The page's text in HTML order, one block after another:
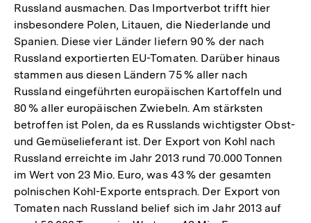
Russland ausmachen. Das Importverbot trifft hier
insbesondere Polen, Litauen, die Niederlande und
Spanien. Diese vier Länder liefern 90 % der nach
Russland exportierten EU-Tomaten. Darüber hinaus
stammen aus diesen Ländern 75 % aller nach
Russland eingeführten europäischen Kartoffeln und
80 % aller europäischen Zwiebeln. Am stärksten
betroffen ist Polen, da es Russlands wichtigster Obst-
und Gemüselieferant ist. Der Export von Kohl nach
Russland erreichte im Jahr 2013 rund 70.000 Tonnen
im Wert von 23 Mio. Euro, was 43 % der gesamten
polnischen Kohl-Exporte entsprach. Der Export von
Tomaten nach Russland belief sich im Jahr 2013 auf